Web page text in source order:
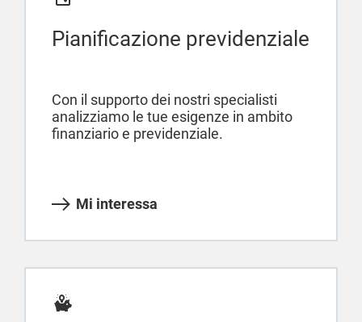
Pianificazione previdenziale
Con il supporto dei nostri specialisti
analizziamo le tue esigenze in ambito
finanziario e previdenziale.
Mi interessa